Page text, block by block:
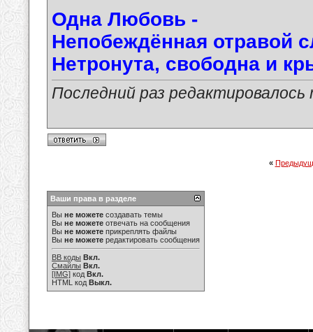
Одна Любовь -
Непобеждённая отравой
Нетронута, свободна и
Последний раз
«
Ваши права в разделе
Вы не можете создавать темы
Вы не можете отвечать на сообщения
Вы не можете прикреплять файлы
Вы не можете редактировать сообщения
BB коды Вкл.
Смайлы Вкл.
[IMG] код Вкл.
HTML код Выкл.